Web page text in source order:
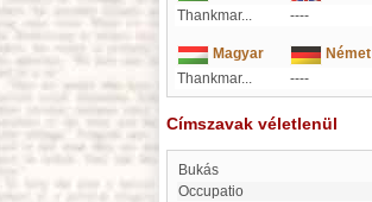
Thankmar...
----
Magyar
Német
Thankmar...
----
Címszavak véletlenül
Bukás
Occupatio